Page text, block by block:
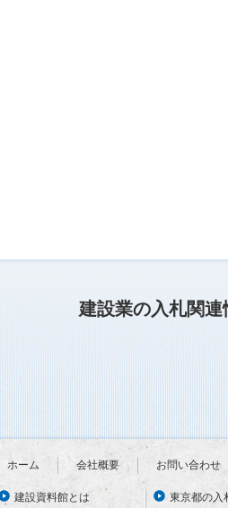
建設業の入札関
ホーム 会社概要 お問い合わせ
建設資料館とは 東京都の入